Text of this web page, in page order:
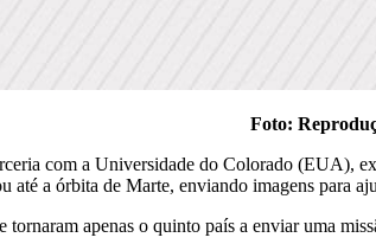
Foto:
com a Universidade do Colorado (EUA),
até a órbita de Marte, enviando imagens para
apenas o quinto país a enviar uma